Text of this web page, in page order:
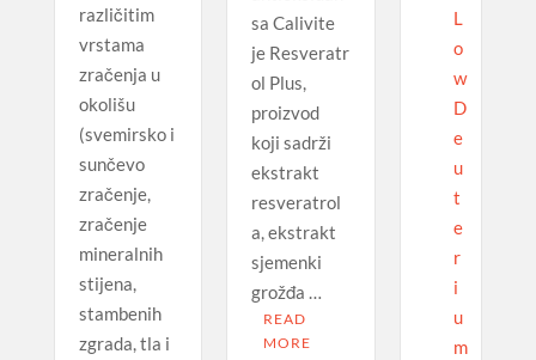
različitim
vrstama
zračenja u
okolišu
(svemirsko i
sunčevo
zračenje,
zračenje
mineralnih
stijena,
stambenih
zgrada, tla i
sa Calivite
je Resveratr
ol Plus,
proizvod
koji sadrži
ekstrakt
resveratrol
a, ekstrakt
sjemenki
grožđa …
READ
MORE
L
o
w
D
e
u
t
e
r
i
u
m